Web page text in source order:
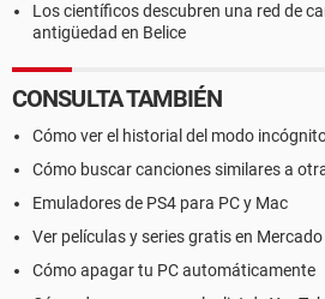
Los científicos descubren una red de
antigüedad en Belice
CONSULTA TAMBIÉN
Cómo ver el historial del modo
Cómo buscar canciones similares a
Emuladores de PS4 para PC y Mac
Ver películas y series gratis en
Cómo apagar tu PC automáticamente